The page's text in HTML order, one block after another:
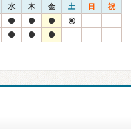
水 木 金 土 日 祝